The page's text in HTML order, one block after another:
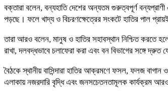
বক্তারা বলেন, বন্যহাতি দেশের অন্যতম গুরুত্বপূর্ণ
পড়ছে। ফলে খাদ্য ও বিচরণক্ষেত্রের সংকটে হাতির পাল
তারা আরও বলেন, মানুষ ও হাতির সহাবস্থান নিশ্চিত করতে
রাখা, দলবদ্ধভাবে চলাফেরা করা এবং বন বিভাগের সঙ্গে দ্রুত
বৈঠকে স্থানীয় বাসিন্দারা হাতির আক্রমণে ফসল, ফলজ বাগান
এলাকায় নজরদারি বৃদ্ধি এবং জনসচেতনতামূলক কার্যক্রম